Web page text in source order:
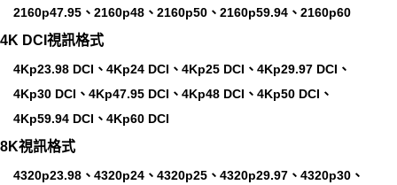
2160p47.95、2160p48、2160p50、2160p59.94、2160p60
4K DCI視訊格式
4Kp23.98 DCI、4Kp24 DCI、4Kp25 DCI、4Kp29.97 DCI、
4Kp30 DCI、4Kp47.95 DCI、4Kp48 DCI、4Kp50 DCI、
4Kp59.94 DCI、4Kp60 DCI
8K視訊格式
4320p23.98、4320p24、4320p25、4320p29.97、4320p30、